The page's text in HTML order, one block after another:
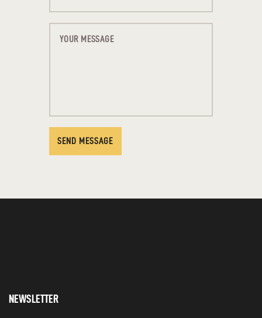
SEND MESSAGE
NEWSLETTER